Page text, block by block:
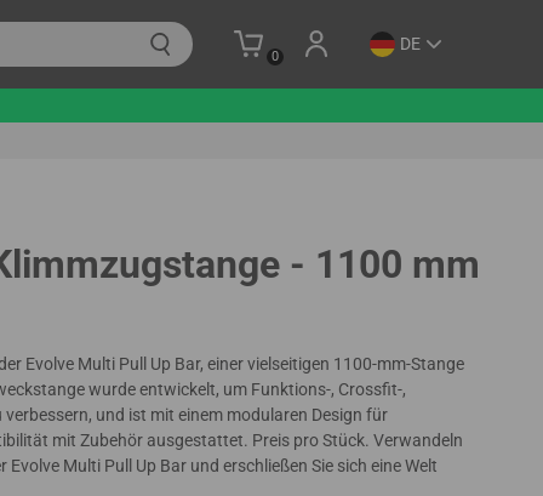
0
DE
- 1100 mm
Evolve Multi Pull Up Bar, einer vielseitigen 1100-mm-Stange
wurde entwickelt, um Funktions-, Crossfit-,
und ist mit einem modularen Design für
mit Zubehör ausgestattet. Preis pro Stück. Verwandeln
Multi Pull Up Bar und erschließen Sie sich eine Welt